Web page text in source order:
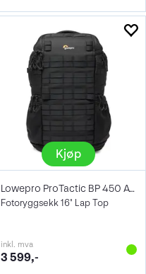
Kjøp
Lowepro ProTactic BP 450 AW III 28L
Fotoryggsekk 16" Lap Top
inkl. mva
3 599,-